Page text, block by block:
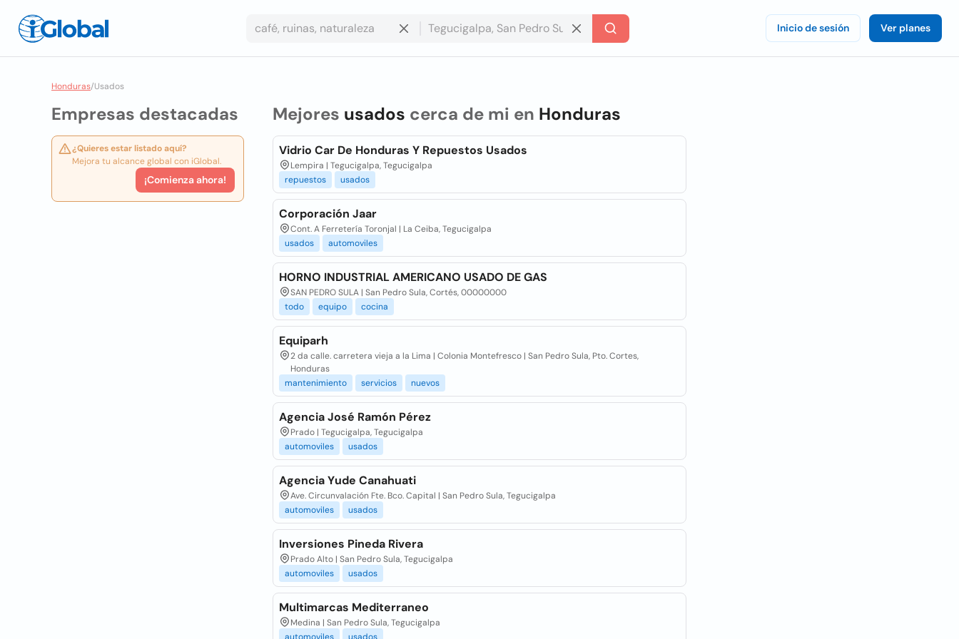
Inicio de sesión Ver planes
Honduras/Usados
Empresas destacadas
¿Quieres estar listado aquí?
Mejora tu alcance global con iGlobal.
¡Comienza ahora!
Mejores usados cerca de mi en Honduras
Vidrio Car De Honduras Y Repuestos Usados
Lempira | Tegucigalpa, Tegucigalpa
repuestos
usados
Corporación Jaar
Cont. A Ferretería Toronjal | La Ceiba, Tegucigalpa
usados
automoviles
HORNO INDUSTRIAL AMERICANO USADO DE GAS
SAN PEDRO SULA | San Pedro Sula, Cortés, 00000000
todo
equipo cocina
Equiparh
2 da calle. carretera vieja a la Lima | Colonia Montefresco | San Pedro Sula, Pto. Cortes,
Honduras
mantenimiento
servicios nuevos
Agencia José Ramón Pérez
Prado | Tegucigalpa, Tegucigalpa
automoviles
usados
Agencia Yude Canahuati
Ave. Circunvalación Fte. Bco. Capital | San Pedro Sula, Tegucigalpa
automoviles
usados
Inversiones Pineda Rivera
Prado Alto | San Pedro Sula, Tegucigalpa
automoviles
usados
Multimarcas Mediterraneo
Medina | San Pedro Sula, Tegucigalpa